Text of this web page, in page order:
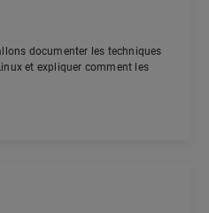
documenter les techniques
et expliquer comment les